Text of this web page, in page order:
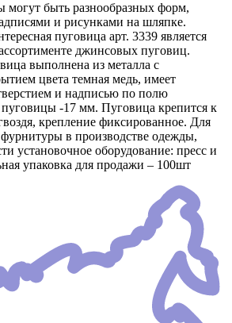
быть разнообразных форм,
и рисунками на шляпке.
пуговица арт. 3339 является
джинсовых пуговиц.
выполнена из металла с
цвета темная медь, имеет
и надписью по полю
-17 мм. Пуговица крепится к
крепление фиксированное. Для
в производстве одежды,
установочное оборудование: пресс и
упаковка для продажи – 100шт